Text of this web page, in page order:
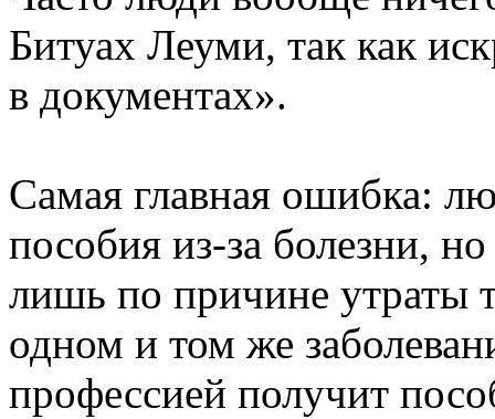
Битуах Леуми, так как
в документах».
Самая главная ошибка:
пособия из-за болезни,
лишь по причине утраты
одном и том же
профессией получит